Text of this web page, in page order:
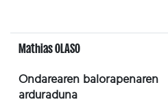
Mathias OLASO
Ondarearen balorapenaren
arduraduna